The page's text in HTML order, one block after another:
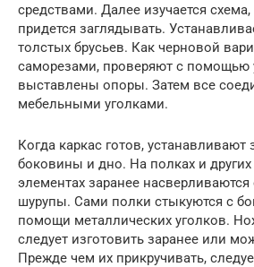
средствами. Далее изучается схема,
придется заглядывать.
толстых брусьев. Как черновой
саморезами, проверяют с помощью
выставлены опоры. Затем все
мебельными уголками.
Когда каркас готов, устанавливают
боковины и дно. На полках и
элементах заранее насверливаются
шурупы. Сами полки стыкуются с
помощи металлических уголков.
следует изготовить заранее или
Прежде чем их прикручивать,